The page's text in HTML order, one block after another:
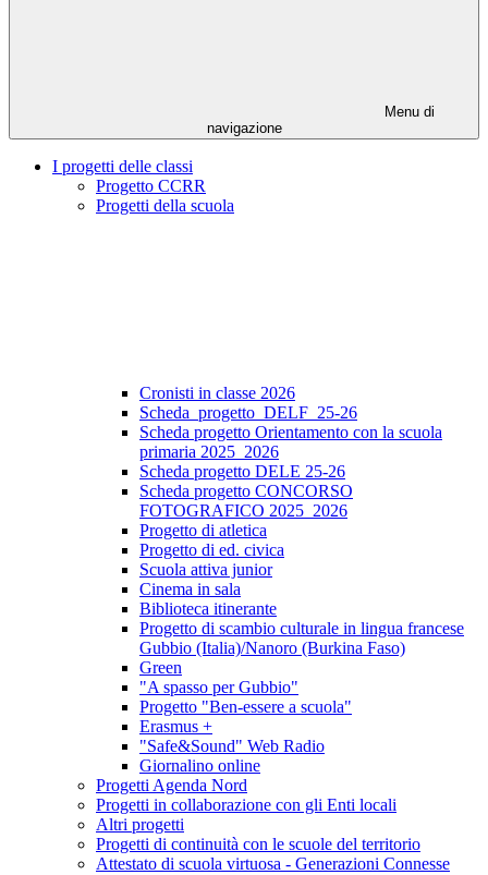
Menu di
navigazione
I progetti delle classi
Progetto CCRR
Progetti della scuola
Cronisti in classe 2026
Scheda_progetto_DELF_25-26
Scheda progetto Orientamento con la scuola
primaria 2025_2026
Scheda progetto DELE 25-26
Scheda progetto CONCORSO
FOTOGRAFICO 2025_2026
Progetto di atletica
Progetto di ed. civica
Scuola attiva junior
Cinema in sala
Biblioteca itinerante
Progetto di scambio culturale in lingua francese
Gubbio (Italia)/Nanoro (Burkina Faso)
Green
"A spasso per Gubbio"
Progetto "Ben-essere a scuola"
Erasmus +
"Safe&Sound" Web Radio
Giornalino online
Progetti Agenda Nord
Progetti in collaborazione con gli Enti locali
Altri progetti
Progetti di continuità con le scuole del territorio
Attestato di scuola virtuosa - Generazioni Connesse